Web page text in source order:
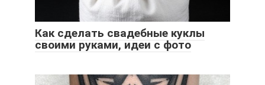
Как сделать свадебные куклы
своими руками, идеи с фото